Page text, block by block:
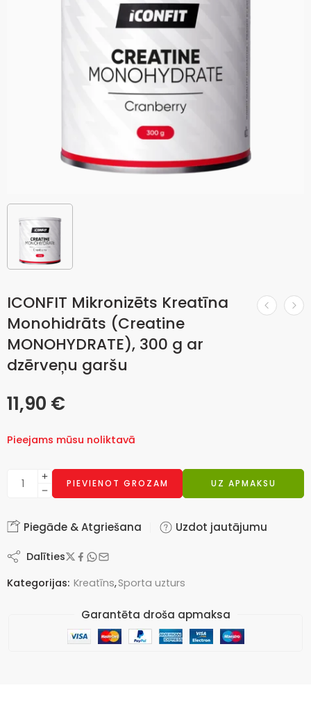
ICONFIT Mikronizēts Kreatīna
Monohidrāts (Creatine
MONOHYDRATE), 300 g ar
dzērveņu garšu
11,90 €
Pieejams mūsu noliktavā
PIEVIENOT GROZAM UZ APMAKSU
Piegāde & Atgriešana Uzdot jautājumu
Dalīties
Kategorijas: Kreatīns,Sporta uzturs
Garantēta droša apmaksa